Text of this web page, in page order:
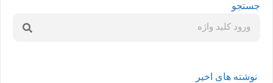
جستجو
نوشته های اخیر